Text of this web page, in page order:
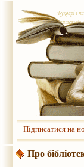
Підписатися на
Про